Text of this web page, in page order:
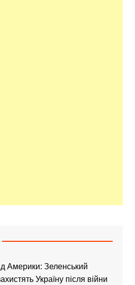
Америки: Зеленський
Україну після війни